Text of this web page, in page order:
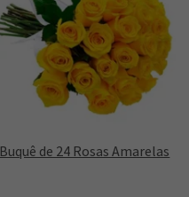
Buquê de 24 Rosas Amarelas